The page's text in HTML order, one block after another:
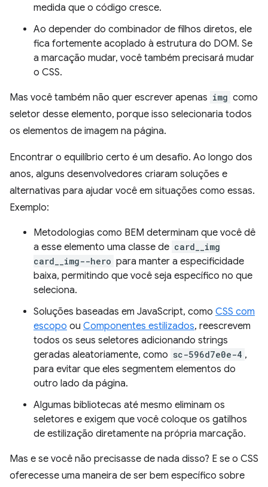
medida que o código cresce.
Ao depender do combinador de filhos diretos, ele
fica fortemente acoplado à estrutura do DOM. Se
a marcação mudar, você também precisará mudar
o CSS.
Mas você também não quer escrever apenas img como
seletor desse elemento, porque isso selecionaria todos
os elementos de imagem na página.
Encontrar o equilíbrio certo é um desafio. Ao longo dos
anos, alguns desenvolvedores criaram soluções e
alternativas para ajudar você em situações como essas.
Exemplo:
Metodologias como BEM determinam que você dê
a esse elemento uma classe de card__img
card__img--hero para manter a especificidade
baixa, permitindo que você seja específico no que
seleciona.
Soluções baseadas em JavaScript, como CSS com
escopo ou Componentes estilizados, reescrevem
todos os seus seletores adicionando strings
geradas aleatoriamente, como sc-596d7e0e-4 ,
para evitar que eles segmentem elementos do
outro lado da página.
Algumas bibliotecas até mesmo eliminam os
seletores e exigem que você coloque os gatilhos
de estilização diretamente na própria marcação.
Mas e se você não precisasse de nada disso? E se o CSS
oferecesse uma maneira de ser bem específico sobre